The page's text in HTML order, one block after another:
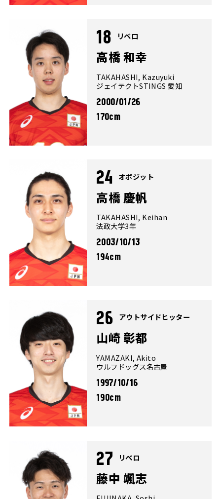
18 リベロ
高橋 和幸
TAKAHASHI, Kazuyuki
ジェイテクトSTINGS 愛知
2000/01/26
170cm
24 オポジット
高橋 慶帆
TAKAHASHI, Keihan
法政大学3年
2003/10/13
194cm
26 アウトサイドヒッター
山崎 彰都
YAMAZAKI, Akito
ウルフドッグス名古屋
1997/10/16
190cm
27 リベロ
藤中 颯志